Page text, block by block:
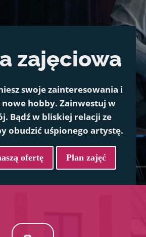
zajęciowa
swoje zainteresowania i
nowe hobby. Zainwestuj w
Bądź w bliskiej relacji ze
obudzić uśpionego artystę.
ofertę Plan zajęć